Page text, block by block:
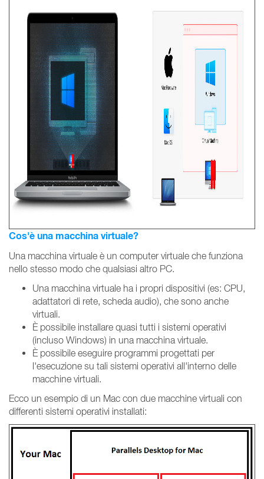
Cos'è una macchina virtuale?
Una macchina virtuale è un computer virtuale che funziona
nello stesso modo che qualsiasi altro PC.
Una macchina virtuale ha i propri dispositivi (es: CPU,
adattatori di rete, scheda audio), che sono anche
virtuali.
È possibile installare quasi tutti i sistemi operativi
(incluso Windows) in una macchina virtuale.
È possibile eseguire programmi progettati per
l'esecuzione su tali sistemi operativi all'interno delle
macchine virtuali.
Ecco un esempio di un Mac con due macchine virtuali con
differenti sistemi operativi installati: